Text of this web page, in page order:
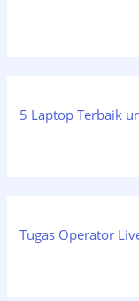
5 Laptop Terbaik
Tugas Operator